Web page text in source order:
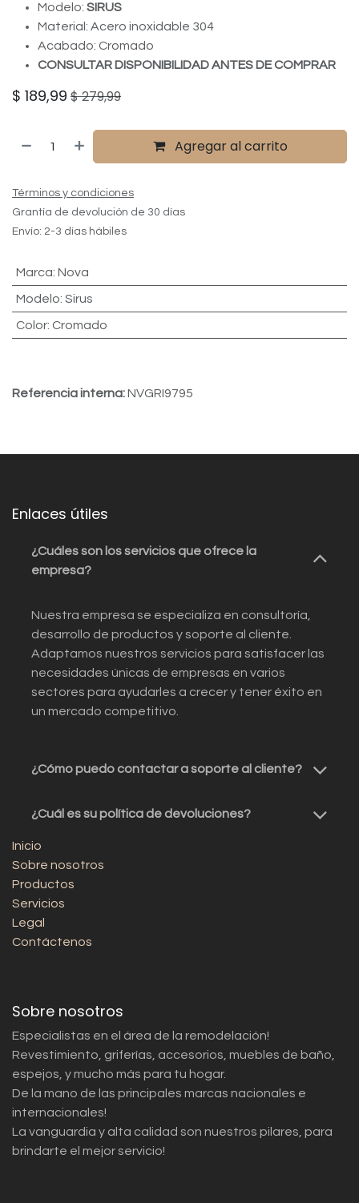
Modelo: SIRUS
Material: Acero inoxidable 304
Acabado: Cromado
CONSULTAR DISPONIBILIDAD ANTES DE COMPRAR
$ 189,99 $279,99
Agregar al carrito
Términos y condiciones
Grantía de devolución de 30 días
Envío: 2-3 días hábiles
Marca: Nova
Modelo: Sirus
Color: Cromado
Referencia interna:NVGRI9795
Enlaces útiles
¿Cuáles son los servicios que ofrece la
empresa?
Nuestra empresa se especializa en consultoría,
desarrollo de productos y soporte al cliente.
Adaptamos nuestros servicios para satisfacer las
necesidades únicas de empresas en varios
sectores para ayudarles a crecer y tener éxito en
un mercado competitivo.
¿Cómo puedo contactar a soporte al cliente?
¿Cuál es su política de devoluciones?
Inicio
Sobre nosotros
Productos
Servicios
Legal
Contáctenos
Sobre nosotros
Especialistas en el área de la remodelación!
Revestimiento, griferías, accesorios, muebles de baño,
espejos, y mucho más para tu hogar.
De la mano de las principales marcas nacionales e
internacionales!
La vanguardia y alta calidad son nuestros pilares, para
brindarte el mejor servicio!